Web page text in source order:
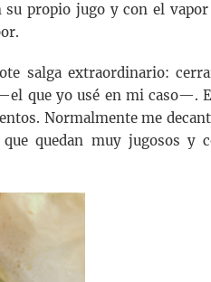
propio jugo y con el vapor
salga extraordinario:
que yo usé en mi caso—.
Normalmente me
quedan muy jugosos y